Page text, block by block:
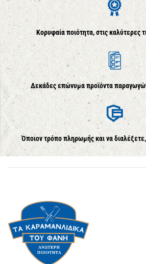
Κορυφαία ποιότητα, στις καλύτερες
Δεκάδες επώνυμα προϊόντα
Όποιον τρόπο πληρωμής και να